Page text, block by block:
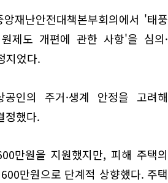
재난안전대책본부회의에서 '태풍
제도 개편에 관한 사항'을 심의·
지었다.
인의 주거·생계 안정을 고려해
정했다.
만원을 지원했지만, 피해 주택의
만원으로 단계적 상향했다. 주택